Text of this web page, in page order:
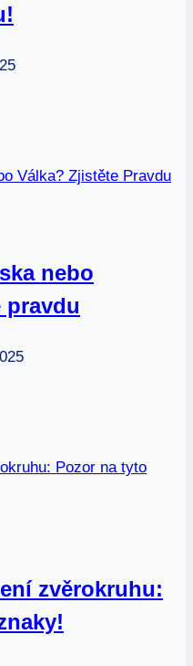
nebo
pravdu
zvěrokruhu: